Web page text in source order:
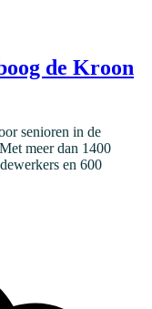
de Kroon
senioren in de
meer dan 1400
en 600